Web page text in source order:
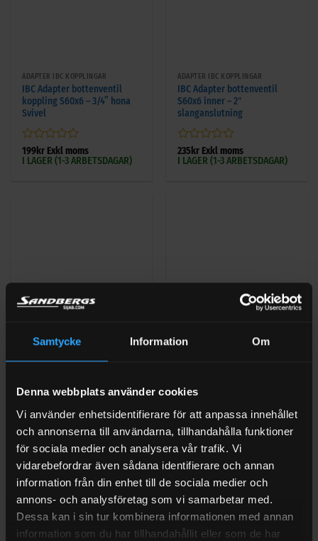
Samtycke Information Om
Denna webbplats använder cookies
Vi använder enhetsidentifierare för att anpassa innehållet
och annonserna till användarna, tillhandahålla funktioner
för sociala medier och analysera vår trafik. Vi
vidarebefordrar även sådana identifierare och annan
information från din enhet till de sociala medier och
annons- och analysföretag som vi samarbetar med.
Dessa kan i sin tur kombinera informationen med annan
information som du har tillhandahållit eller som de har
ADAPTER IBC KOPPLINGAR
IBC Adapter bottenventil
koppling S60x6 – 3/4” hona
Svivel
Betygsatt
199kr Exkl moms
I LAGER (1-3 ARBETSDAGAR)
ADAPTER IBC KOPPLINGAR
IBC Adapter bottenventil
S60x6 inner – 2″
slanganslutning
Betygsatt
235 kr Exkl moms
I LAGER (1-3 ARBETSDAGAR)
ADAPTER IBC KOPPLINGAR
IBC Adapter bottenventil
Betygsatt
0
av
5
199krExkl moms
I LAGER (1-3 ARBETSDAGAR)
ADAPTER IBC KOPPLINGAR
Betygsatt5
av 5
199krExkl moms
I LAGER (1-3 ARBETSDAGAR)